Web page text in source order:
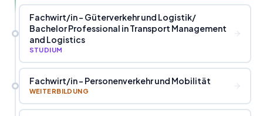
Fachwirt/in - Güterverkehr und Logistik/
Bachelor Professional in Transport Management
and Logistics
STUDIUM
Fachwirt/in - Personenverkehr und Mobilität
WEITERBILDUNG